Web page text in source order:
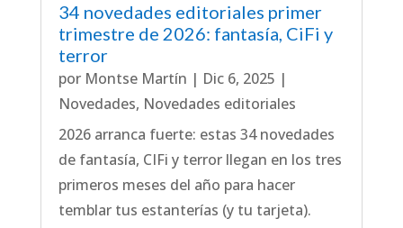
34 novedades editoriales primer
trimestre de 2026: fantasía, CiFi y
terror
por Montse Martín | Dic 6, 2025 |
Novedades, Novedades editoriales
2026 arranca fuerte: estas 34 novedades
de fantasía, CIFi y terror llegan en los tres
primeros meses del año para hacer
temblar tus estanterías (y tu tarjeta).